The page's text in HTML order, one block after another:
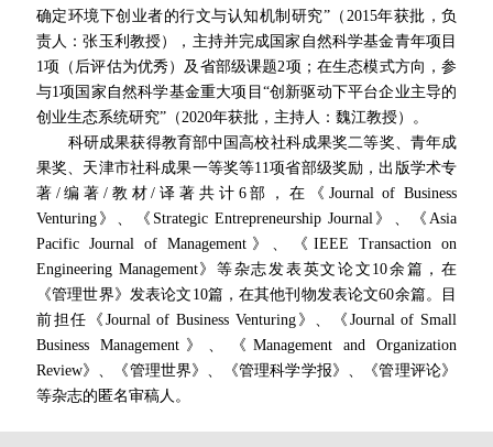
确定环境下创业者的行文与认知机制研究”（2015年获批，负
责人：张玉利教授），主持并完成国家自然科学基金青年项目
1项（后评估为优秀）及省部级课题2项；在生态模式方向，参
与1项国家自然科学基金重大项目“创新驱动下平台企业主导的
创业生态系统研究”（2020年获批，主持人：魏江教授）。
科研成果获得教育部中国高校社科成果奖二等奖、青年成
果奖、天津市社科成果一等奖等11项省部级奖励，出版学术专
著/编著/教材/译著共计6部，在《Journal of Business
Venturing》、《Strategic Entrepreneurship Journal》、《Asia
Pacific Journal of Management》、《IEEE Transaction on
Engineering Management》等杂志发表英文论文10余篇，在
《管理世界》发表论文10篇，在其他刊物发表论文60余篇。目
前担任《Journal of Business Venturing》、《Journal of Small
Business Management》、《Management and Organization
Review》、《管理世界》、《管理科学学报》、《管理评论》
等杂志的匿名审稿人。